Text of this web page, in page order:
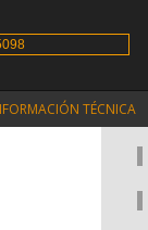
TÉCNICA